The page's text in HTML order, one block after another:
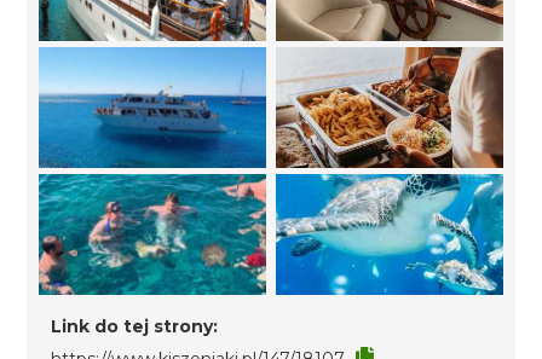
Link do tej strony: